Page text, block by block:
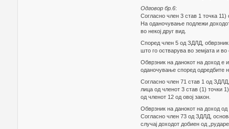
Одговор бр.6:
Согласно член 3 став 1 точка
На оданочување подлежи
во некој друг вид.
Според член 5 од ЗДЛД, обврзник
што го остварува во земјата и во
Обврзник на данокот на доход е
оданочување според одредбите
Согласно член 71 став 1 од
лица од членот 3 став (1) точки
од членот 12 од овој закон.
Обврзник на данокот на доход
Согласно член 73 од ЗДЛД,
случај доходот добиен од